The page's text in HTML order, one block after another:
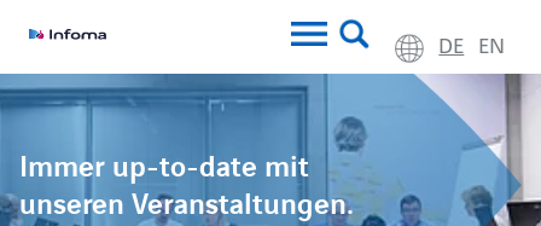
DE EN
Immer up-to-date mit
unseren Veranstaltungen.